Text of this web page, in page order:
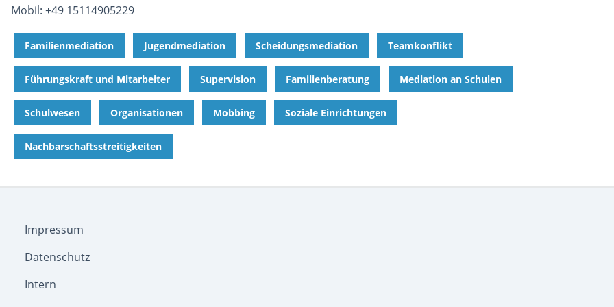
Mobil: +49 15114905229
Familienmediation Jugendmediation Scheidungsmediation Teamkonflikt
Führungskraft und Mitarbeiter Supervision Familienberatung Mediation an Schulen
Schulwesen Organisationen Mobbing Soziale Einrichtungen
Nachbarschaftsstreitigkeiten
Impressum
Datenschutz
Intern